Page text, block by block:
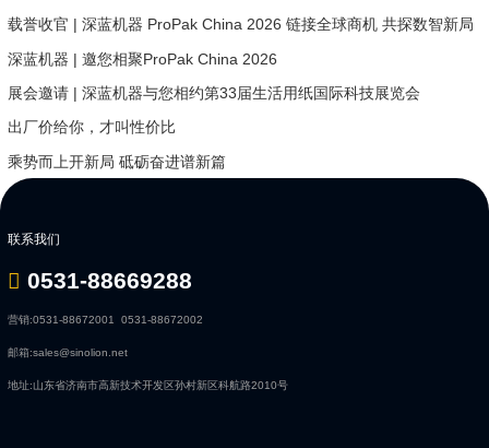
载誉收官 | 深蓝机器 ProPak China 2026 链接全球商机 共探数智新局
深蓝机器 | 邀您相聚ProPak China 2026
展会邀请 | 深蓝机器与您相约第33届生活用纸国际科技展览会
出厂价给你，才叫性价比
乘势而上开新局 砥砺奋进谱新篇
联系我们
0531-88669288
营销:0531-88672001 0531-88672002
邮箱:sales@sinolion.net
地址:山东省济南市高新技术开发区孙村新区科航路2010号